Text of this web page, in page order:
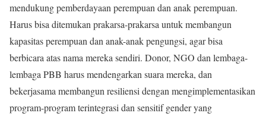
mendukung pemberdayaan perempuan dan anak perempuan.
Harus bisa ditemukan prakarsa-prakarsa untuk membangun
kapasitas perempuan dan anak-anak pengungsi, agar bisa
berbicara atas nama mereka sendiri. Donor, NGO dan lembaga-
lembaga PBB harus mendengarkan suara mereka, dan
bekerjasama membangun resiliensi dengan mengimplementasikan
program-program terintegrasi dan sensitif gender yang